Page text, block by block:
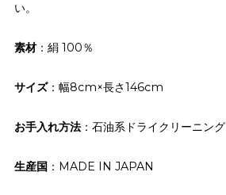
い。
素材：絹 100％
サイズ：幅8cm×長さ146cm
お手入れ方法：石油系ドライクリーニング
生産国 ：MADE IN JAPAN